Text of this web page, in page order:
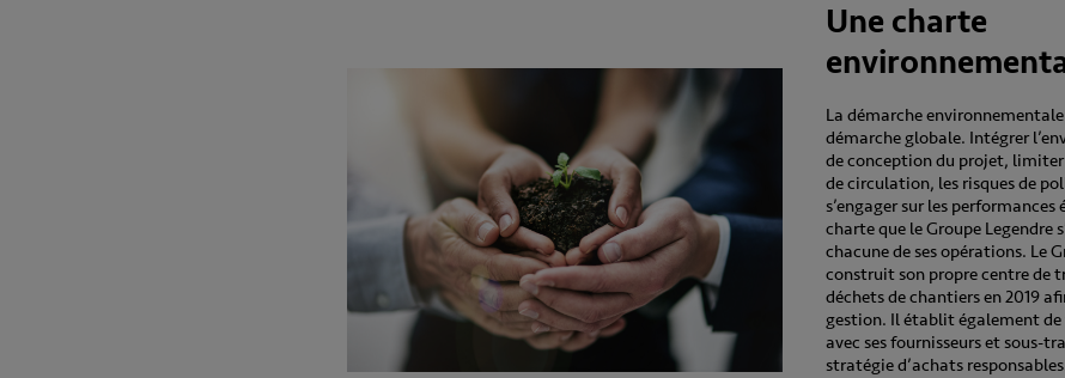
Une charte
La démarche
démarche globale. Intégrer
de conception du projet, limiter
de circulation, les risques de
s’engager sur les
charte que le Groupe Legendre
chacune de ses opérations. Le
construit son propre centre de
déchets de chantiers en 2019
gestion. Il établit également
avec ses fournisseurs et sous-
stratégie d’achats